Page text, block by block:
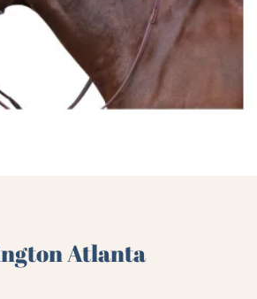
Atlanta